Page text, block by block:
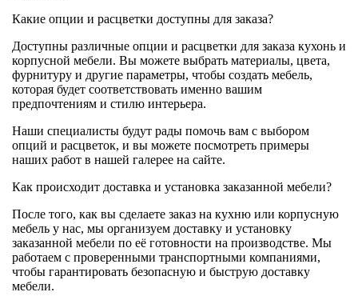
Какие опции и расцветки доступны для заказа?
Доступны различные опции и расцветки для заказа кухонь и
корпусной мебели. Вы можете выбрать материалы, цвета,
фурнитуру и другие параметры, чтобы создать мебель,
которая будет соответствовать именно вашим
предпочтениям и стилю интерьера.
Наши специалисты будут рады помочь вам с выбором
опций и расцветок, и вы можете посмотреть примеры
наших работ в нашей галерее на сайте.
Как происходит доставка и установка заказанной мебели?
После того, как вы сделаете заказ на кухню или корпусную
мебель у нас, мы организуем доставку и установку
заказанной мебели по её готовности на производстве. Мы
работаем с проверенными транспортными компаниями,
чтобы гарантировать безопасную и быструю доставку
мебели.